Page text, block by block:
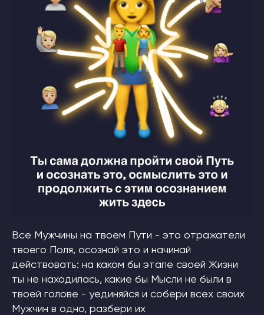
Все Мужчины на твоем Пути - это отражатели
твоего Поля, осознай это и начинай
действовать: на каком бы этапе своей Жизни
ты не находилась, какие бы Мысли не были в
твоей голове - уединяйся и собери всех своих
Мужчин в одно, разбери их